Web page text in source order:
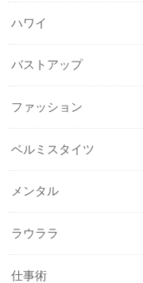
ハワイ
バストアップ
ファッション
ベルミスタイツ
メンタル
ラウララ
仕事術